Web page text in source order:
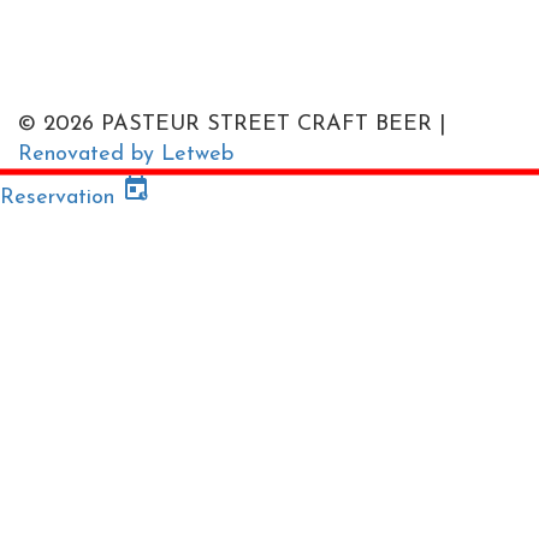
© 2026 PASTEUR STREET CRAFT BEER |
Renovated by Letweb
Reservation